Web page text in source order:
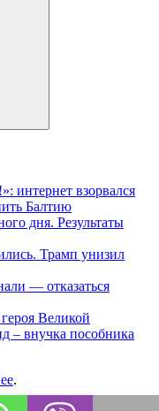
интернет взорвался
Балтию
дня. Результаты
Трамп унизил
— отказаться
Великой
– внучка пособника
.